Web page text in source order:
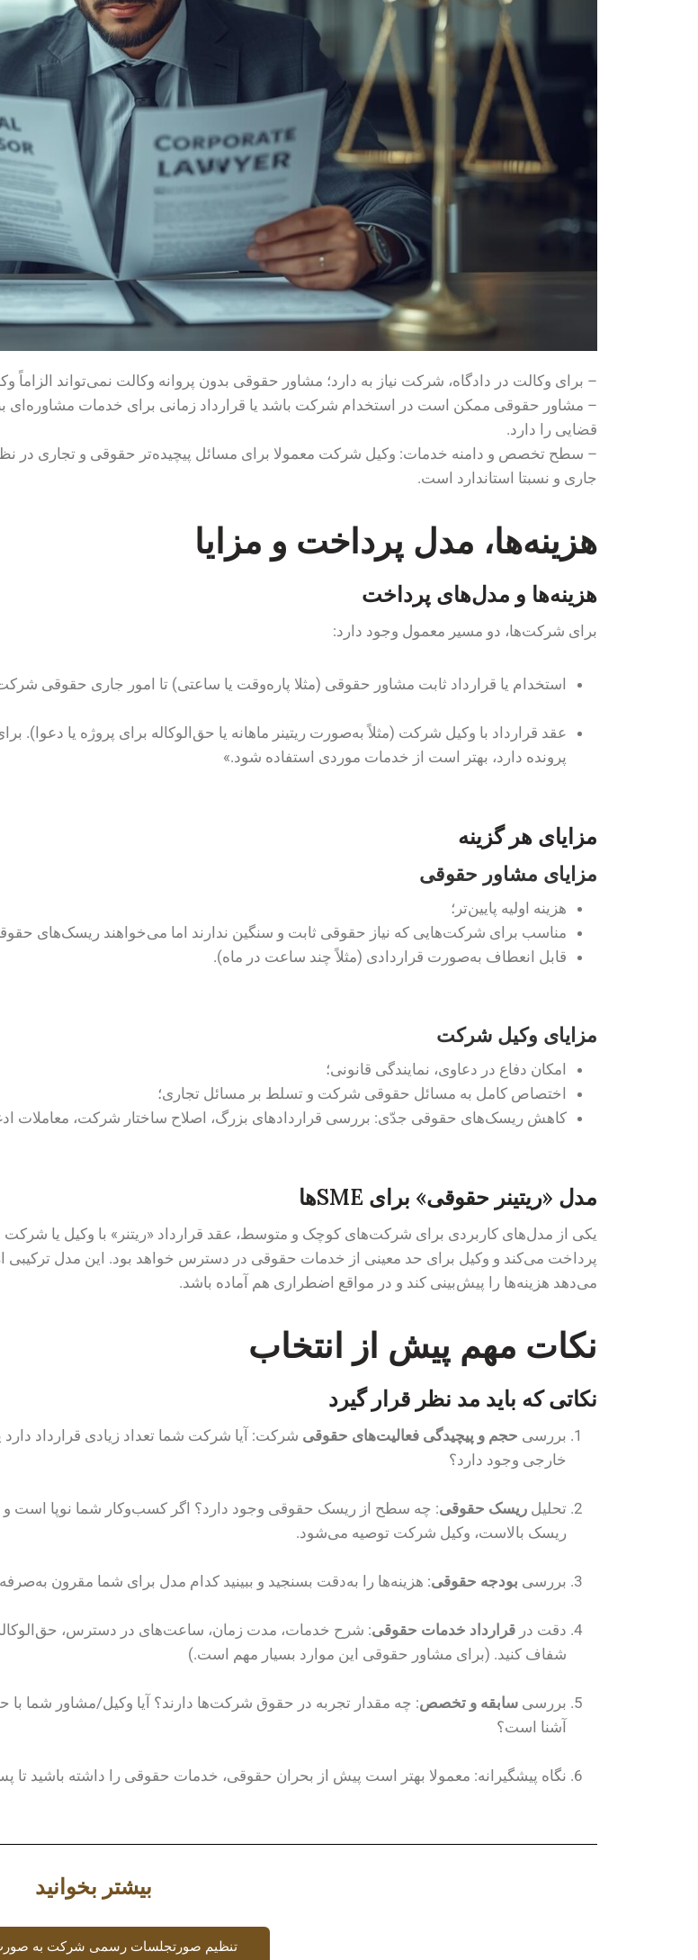
– برای وکالت در دادگاه، شرکت نیاز به دارد؛ مشاور حقوقی بدون پروانه وکالت نمی‌تواند الزاماً
– مشاور حقوقی ممکن است در استخدام شرکت باشد یا قرارداد زمانی برای خدمات مشاوره‌ای
قضایی را دارد.
– سطح تخصص و دامنه خدمات: وکیل شرکت معمولا برای مسائل پیچیده‌تر حقوقی و تجاری در
جاری و نسبتا استاندارد است.
هزینه‌ها، مدل پرداخت و مزایا
هزینه‌ها و مدل‌های پرداخت
برای شرکت‌ها، دو مسیر معمول وجود دارد:
استخدام یا قرارداد ثابت مشاور حقوقی (مثلا پاره‌وقت یا ساعتی) تا امور جاری حقوقی
عقد قرارداد با وکیل شرکت (مثلاً به‌صورت ریتینر ماهانه یا حق‌الوکاله برای پروژه یا
پرونده دارد، بهتر است از خدمات موردی استفاده شود.»
مزایای هر گزینه
مزایای مشاور حقوقی
هزینه اولیه پایین‌تر؛
مناسب برای شرکت‌هایی که نیاز حقوقی ثابت و سنگین ندارند اما می‌خواهند ریسک‌های
قابل انعطاف به‌صورت قراردادی (مثلاً چند ساعت در ماه).
مزایای وکیل شرکت
امکان دفاع در دعاوی، نمایندگی قانونی؛
اختصاص کامل به مسائل حقوقی شرکت و تسلط بر مسائل تجاری؛
کاهش ریسک‌های حقوقی جدّی: بررسی قراردادهای بزرگ، اصلاح ساختار شرکت، معاملات
مدل «ریتینر حقوقی» برای SMEها
یکی از مدل‌های کاربردی برای شرکت‌های کوچک و متوسط، عقد قرارداد «ریتنر» با وکیل یا
پرداخت می‌کند و وکیل برای حد معینی از خدمات حقوقی در دسترس خواهد بود. این مدل
می‌دهد هزینه‌ها را پیش‌بینی کند و در مواقع اضطراری هم آماده باشد.
نکات مهم پیش از انتخاب
نکاتی که باید مد نظر قرار گیرد
بررسی حجم و پیچیدگی فعالیت‌های حقوقی شرکت: آیا شرکت شما تعداد زیادی قرارداد
خارجی وجود دارد؟
تحلیل ریسک حقوقی: چه سطح از ریسک حقوقی وجود دارد؟ اگر کسب‌وکار شما نوپا است و
ریسک بالاست، وکیل شرکت توصیه می‌شود.
بررسی بودجه حقوقی: هزینه‌ها را به‌دقت بسنجید و ببینید کدام مدل برای شما مقرون
دقت در قرارداد خدمات حقوقی: شرح خدمات، مدت زمان، ساعت‌های در دسترس، حق‌الوکاله
شفاف کنید. (برای مشاور حقوقی این موارد بسیار مهم است.)
بررسی سابقه و تخصص: چه مقدار تجربه در حقوق شرکت‌ها دارند؟ آیا وکیل/مشاور شما
آشنا است؟
نگاه پیشگیرانه: معمولا بهتر است پیش از بحران حقوقی، خدمات حقوقی را داشته باشید تا
بیشتر بخوانید
تنظیم صورتجلسات رسمی شرکت به‌